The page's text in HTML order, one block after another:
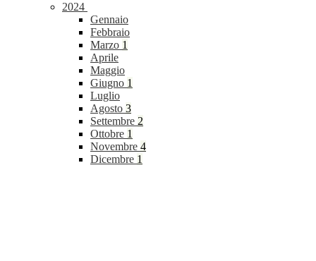
2024
Gennaio
Febbraio
Marzo 1
Aprile
Maggio
Giugno 1
Luglio
Agosto 3
Settembre 2
Ottobre 1
Novembre 4
Dicembre 1